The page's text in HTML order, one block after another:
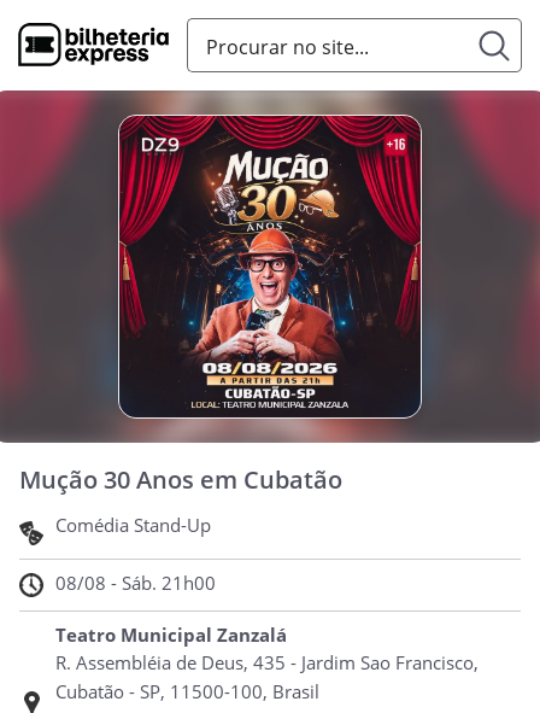
Mução 30 Anos em Cubatão
Comédia Stand-Up
08/08 - Sáb. 21h00
Teatro Municipal Zanzalá
R. Assembléia de Deus, 435 - Jardim Sao Francisco,
Cubatão - SP, 11500-100, Brasil